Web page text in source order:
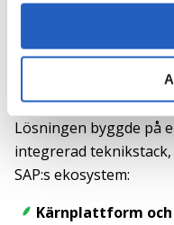
automatiserat och
Lösningen byggde på
integrerad
SAP:s ekosystem:
Kärnplattform